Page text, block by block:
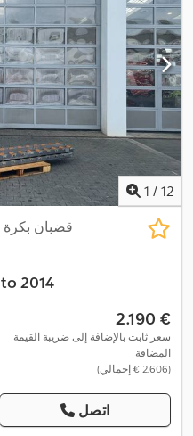
1 / 12
2014
‏2.190 €
سعر ثابت بالإضافة إلى ضريبة القيمة
المضافة
(‏2.606 € إجمالي)
اتصل